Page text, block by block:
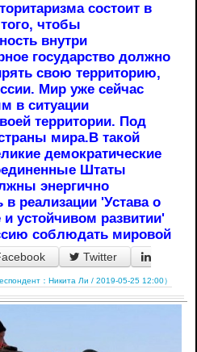
состоит в
чтобы
внутри
государство должно
свою территорию,
Мир уже сейчас
в ситуации
территории. Под
мира.В такой
демократические
Штаты
энергично
реализации 'Устава о
устойчивом развитии'
соблюдать мировой
Twitter
：Никита Ли / 2019-05-25 12:00）